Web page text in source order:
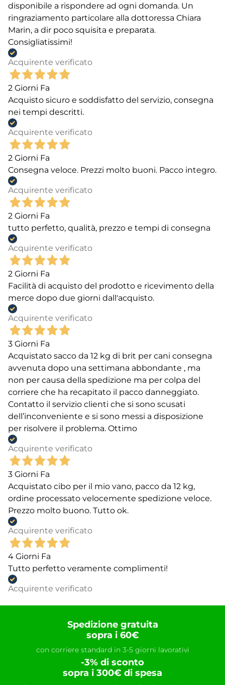
disponibile a rispondere ad ogni domanda. Un
ringraziamento particolare alla dottoressa Chiara
Marin, a dir poco squisita e preparata.
Consigliatissimi!
Acquirente verificato
2 Giorni Fa
Acquisto sicuro e soddisfatto del servizio, consegna
nei tempi descritti.
Acquirente verificato
2 Giorni Fa
Consegna veloce. Prezzi molto buoni. Pacco integro.
Acquirente verificato
2 Giorni Fa
tutto perfetto, qualità, prezzo e tempi di consegna
Acquirente verificato
2 Giorni Fa
Facilità di acquisto del prodotto e ricevimento della
merce dopo due giorni dall'acquisto.
Acquirente verificato
3 Giorni Fa
Acquistato sacco da 12 kg di brit per cani consegna
avvenuta dopo una settimana abbondante , ma
non per causa della spedizione ma per colpa del
corriere che ha recapitato il pacco danneggiato.
Contatto il servizio clienti che si sono scusati
dell’inconveniente e si sono messi a disposizione
per risolvere il problema. Ottimo
Acquirente verificato
3 Giorni Fa
Acquistato cibo per il mio vano, pacco da 12 kg,
ordine processato velocemente spedizione veloce.
Prezzo molto buono. Tutto ok.
Acquirente verificato
4 Giorni Fa
Tutto perfetto veramente complimenti!
Acquirente verificato
Spedizione gratuita
sopra i 60€
con corriere standard in 3-5 giorni lavorativi
-3% di sconto
sopra i 300€ di spesa